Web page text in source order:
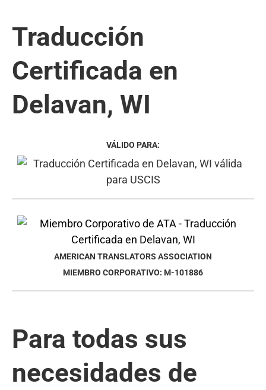
Traducción
Certificada en
Delavan, WI
VÁLIDO PARA:
AMERICAN TRANSLATORS ASSOCIATION
MIEMBRO CORPORATIVO: M-101886
Para todas sus
necesidades de